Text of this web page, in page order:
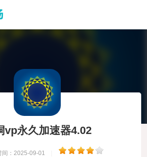
vp永久加速器4.02
间：2025-09-01